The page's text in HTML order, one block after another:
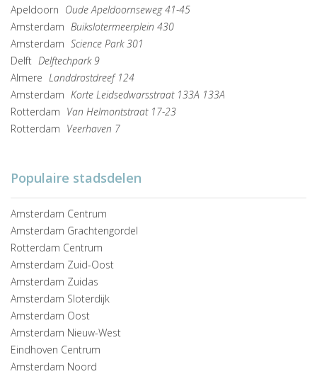
Apeldoorn Oude Apeldoornseweg 41-45
Amsterdam Buikslotermeerplein 430
Amsterdam Science Park 301
Delft Delftechpark 9
Almere Landdrostdreef 124
Amsterdam Korte Leidsedwarsstraat 133A 133A
Rotterdam Van Helmontstraat 17-23
Rotterdam Veerhaven 7
Populaire stadsdelen
Amsterdam Centrum
Amsterdam Grachtengordel
Rotterdam Centrum
Amsterdam Zuid-Oost
Amsterdam Zuidas
Amsterdam Sloterdijk
Amsterdam Oost
Amsterdam Nieuw-West
Eindhoven Centrum
Amsterdam Noord